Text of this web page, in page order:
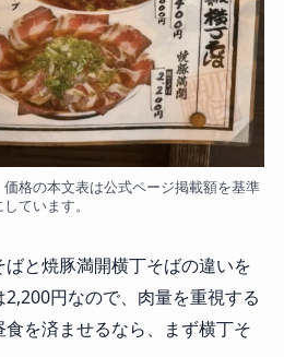
格の本文表は公式ページ掲載額を基準
しています。
と焼豚満開横丁そばの違いを
円なので、肉量を重視する
を済ませるなら、まず横丁そ